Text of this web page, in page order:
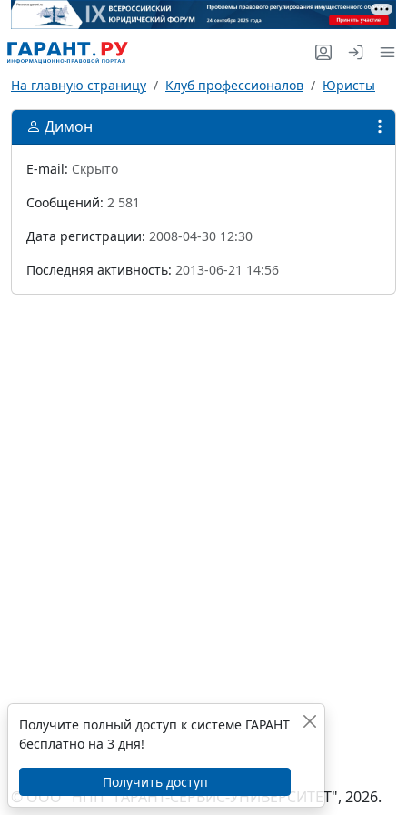
На главную страницу Клуб профессионалов Юристы
Димон
E-mail: Скрыто
Сообщений: 2 581
Дата регистрации: 2008-04-30 12:30
Последняя активность: 2013-06-21 14:56
© ООО "НПП "ГАРАНТ-СЕРВИС-УНИВЕРСИТЕТ", 2026.
Получите полный доступ к системе ГАРАНТ
бесплатно на 3 дня!
Получить доступ